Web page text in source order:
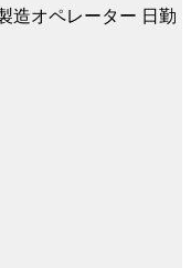
造オペレーター 日勤